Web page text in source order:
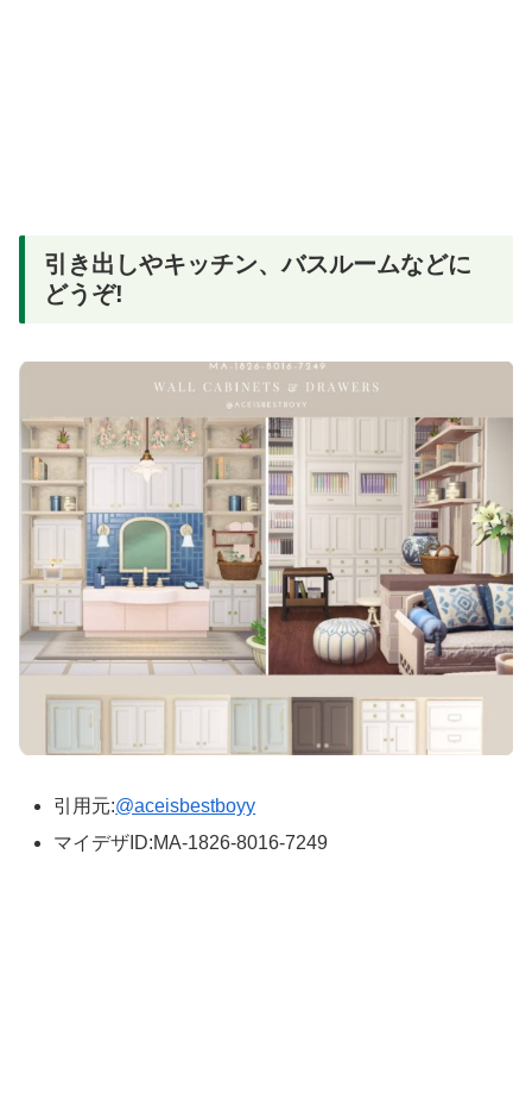
引き出しやキッチン、バスルームなどに
どうぞ!
引用元:@aceisbestboyy
マイデザID:MA-1826-8016-7249